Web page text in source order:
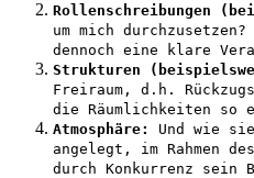
Rollenschreibungen
um mich
dennoch eine klare
Strukturen
Freiraum, d.h.
die Räumlichkeiten so
Atmosphäre:
Und wie
angelegt, im Rahmen
durch Konkurrenz